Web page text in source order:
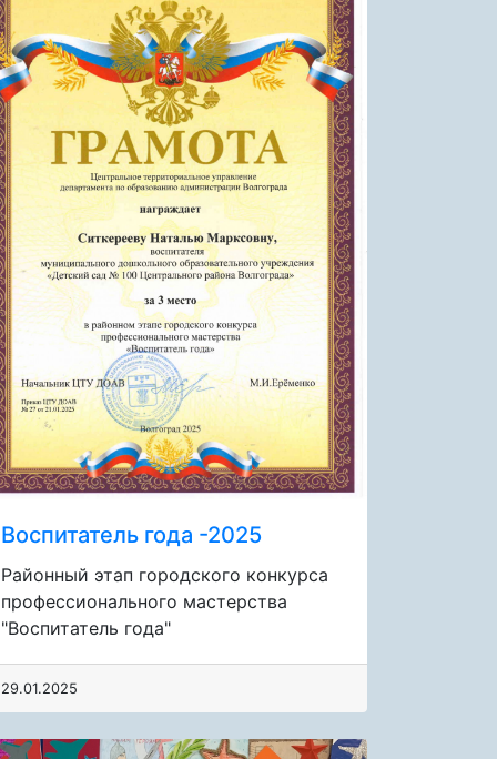
Воспитатель года -2025
Районный этап городского конкурса
профессионального мастерства
"Воспитатель года"
29.01.2025